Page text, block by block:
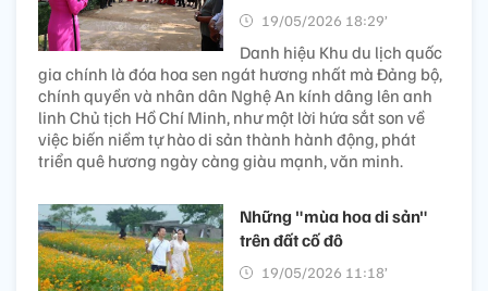
19/05/2026 18:29’
Danh hiệu Khu du lịch quốc
gia chính là đóa hoa sen ngát hương nhất mà Đảng bộ,
chính quyền và nhân dân Nghệ An kính dâng lên anh
linh Chủ tịch Hồ Chí Minh, như một lời hứa sắt son về
việc biến niềm tự hào di sản thành hành động, phát
triển quê hương ngày càng giàu mạnh, văn minh.
Những "mùa hoa di sản"
trên đất cố đô
19/05/2026 11:18’